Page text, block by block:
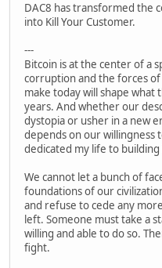
DAC8 has transformed the
into Kill Your Customer.
---
Bitcoin is at the center of a
corruption and the forces
make today will shape
years. And whether our
dystopia or usher in a new
depends on our willingness
dedicated my life to
We cannot let a bunch of
foundations of our
and refuse to cede any
left. Someone must take a
willing and able to do so.
fight.